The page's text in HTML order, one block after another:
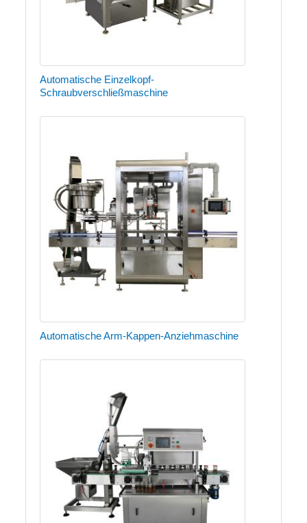
Automatische Einzelkopf-
Schraubverschließmaschine
Automatische Arm-Kappen-Anziehmaschine